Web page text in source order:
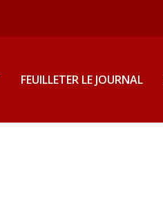
FEUILLETER LE JOURNAL